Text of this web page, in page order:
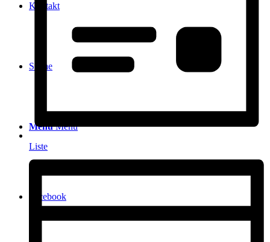
Kontakt
Suche
Menü Menü
Facebook
Liste